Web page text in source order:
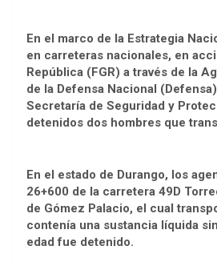
En el marco de la Estrategia
en carreteras nacionales, en
República (FGR) a través de la
de la Defensa Nacional
Secretaría de Seguridad y
detenidos dos hombres que
En el estado de Durango, los
26+600 de la carretera 49D
de Gómez Palacio, el cual
contenía una sustancia líquida
edad fue detenido.